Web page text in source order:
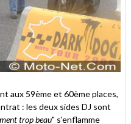
aux 59ème et 60ème places,
: les deux sides DJ sont
trop beau" s'enflamme